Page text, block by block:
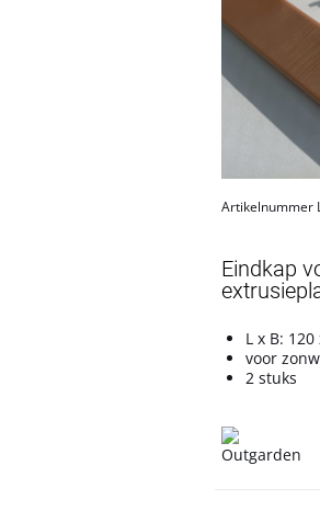
Artikelnummer
Eindkap
L x B:
voor
2 stuks